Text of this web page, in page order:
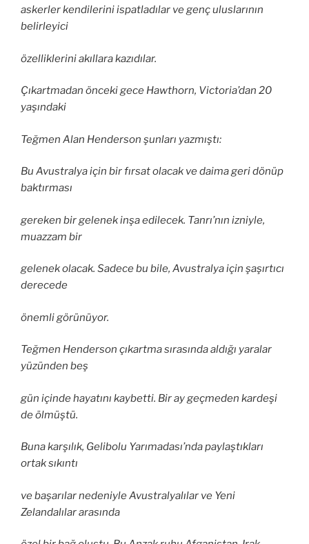
askerler kendilerini ispatladılar ve genç uluslarının
belirleyici
özelliklerini akıllara kazıdılar.
Çıkartmadan önceki gece Hawthorn, Victoria’dan 20
yaşındaki
Teğmen Alan Henderson şunları yazmıştı:
Bu Avustralya için bir fırsat olacak ve daima geri dönüp
baktırması
gereken bir gelenek inşa edilecek. Tanrı’nın izniyle,
muazzam bir
gelenek olacak. Sadece bu bile, Avustralya için şaşırtıcı
derecede
önemli görünüyor.
Teğmen Henderson çıkartma sırasında aldığı yaralar
yüzünden beş
gün içinde hayatını kaybetti. Bir ay geçmeden kardeşi
de ölmüştü.
Buna karşılık, Gelibolu Yarımadası’nda paylaştıkları
ortak sıkıntı
ve başarılar nedeniyle Avustralyalılar ve Yeni
Zelandalılar arasında